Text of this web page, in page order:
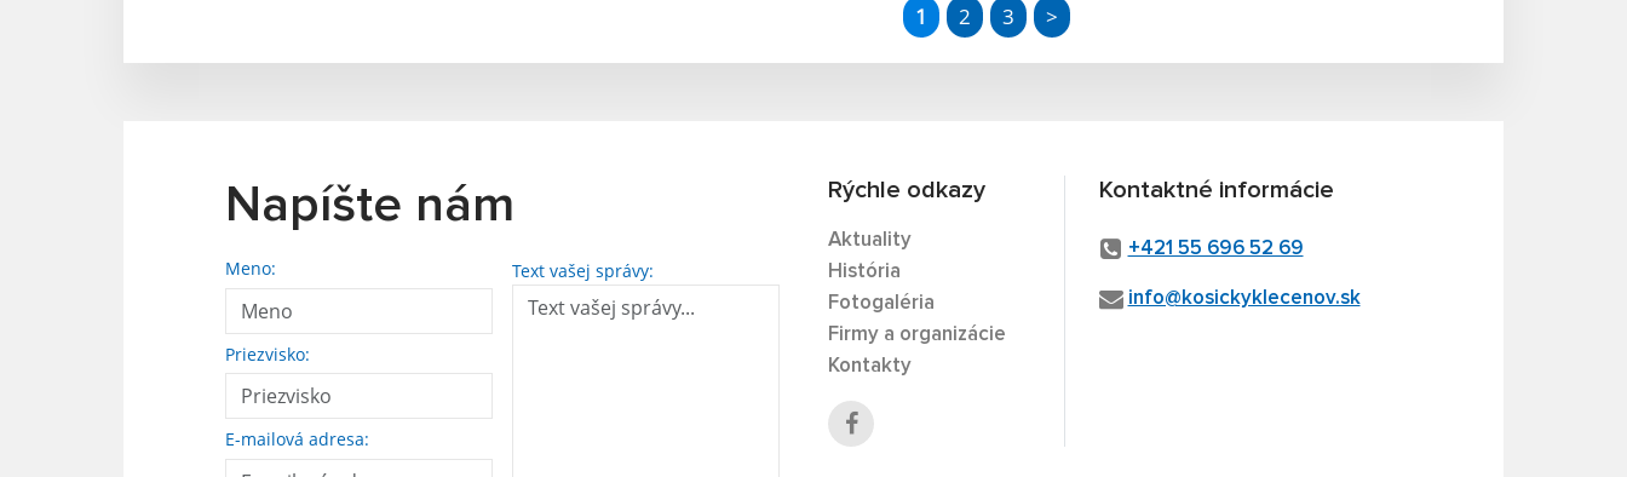
1 2 3 >
Napíšte nám
Meno:
Priezvisko:
E-mailová adresa:
Text vašej správy:
Rýchle odkazy
Aktuality
História
Fotogaléria
Firmy a organizácie
Kontakty
Kontaktné informácie
+421 55 696 52 69
info@kosickyklecenov.sk